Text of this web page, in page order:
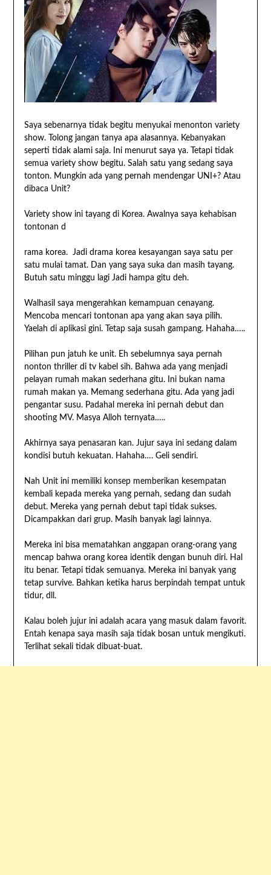
Saya sebenarnya tidak begitu menyukai menonton variety
show. Tolong jangan tanya apa alasannya. Kebanyakan
seperti tidak alami saja. Ini menurut saya ya. Tetapi tidak
semua variety show begitu. Salah satu yang sedang saya
tonton. Mungkin ada yang pernah mendengar UNI+? Atau
dibaca Unit?
Variety show ini tayang di Korea. Awalnya saya kehabisan
tontonan d
rama korea. Jadi drama korea kesayangan saya satu per
satu mulai tamat. Dan yang saya suka dan masih tayang.
Butuh satu minggu lagi Jadi hampa gitu deh.
Walhasil saya mengerahkan kemampuan cenayang.
Mencoba mencari tontonan apa yang akan saya pilih.
Yaelah di aplikasi gini. Tetap saja susah gampang. Hahaha…..
Pilihan pun jatuh ke unit. Eh sebelumnya saya pernah
nonton thriller di tv kabel sih. Bahwa ada yang menjadi
pelayan rumah makan sederhana gitu. Ini bukan nama
rumah makan ya. Memang sederhana gitu. Ada yang jadi
pengantar susu. Padahal mereka ini pernah debut dan
shooting MV. Masya Alloh ternyata…..
Akhirnya saya penasaran kan. Jujur saya ini sedang dalam
kondisi butuh kekuatan. Hahaha…. Geli sendiri.
Nah Unit ini memiliki konsep memberikan kesempatan
kembali kepada mereka yang pernah, sedang dan sudah
debut. Mereka yang pernah debut tapi tidak sukses.
Dicampakkan dari grup. Masih banyak lagi lainnya.
Mereka ini bisa mematahkan anggapan orang-orang yang
mencap bahwa orang korea identik dengan bunuh diri. Hal
itu benar. Tetapi tidak semuanya. Mereka ini banyak yang
tetap survive. Bahkan ketika harus berpindah tempat untuk
tidur, dll.
Kalau boleh jujur ini adalah acara yang masuk dalam favorit.
Entah kenapa saya masih saja tidak bosan untuk mengikuti.
Terlihat sekali tidak dibuat-buat.